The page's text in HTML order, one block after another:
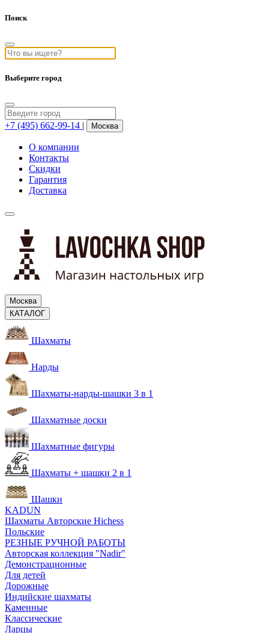
Поиск
Выберите город
+7 (495) 662-99-14 | Москва
О компании
Контакты
Скидки
Гарантия
Доставка
Москва
КАТАЛОГ
Шахматы
Нарды
Шахматы-нарды-шашки 3 в 1
Шахматные доски
Шахматные фигуры
Шахматы + шашки 2 в 1
Шашки
KADUN
Шахматы Авторские Hichess
Польские
РЕЗНЫЕ РУЧНОЙ РАБОТЫ
Авторская коллекция "Nadir"
Демонстрационные
Для детей
Дорожные
Индийские шахматы
Каменные
Классические
Ларцы